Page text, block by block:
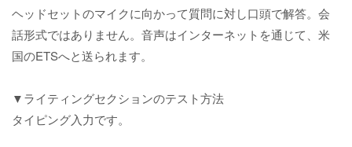
ヘッドセットのマイクに向かって質問に対し口頭で解答。会
話形式ではありません。音声はインターネットを通じて、米
国のETSへと送られます。
▼ライティングセクションのテスト方法
タイピング入力です。